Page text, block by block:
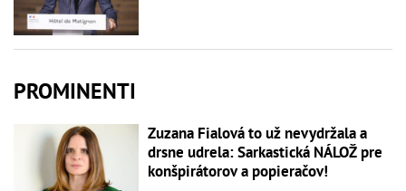
PROMINENTI
Zuzana Fialová to už nevydržala a
drsne udrela: Sarkastická NÁLOŽ pre
konšpirátorov a popieračov!